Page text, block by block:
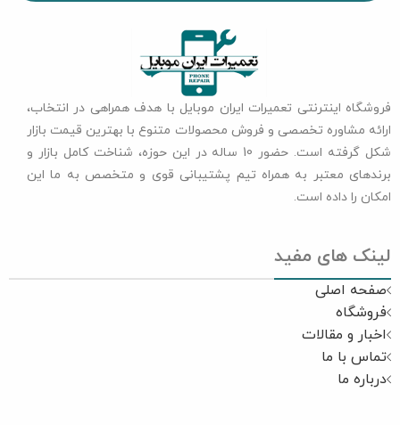
فروشگاه اینترنتی تعمیرات ایران موبایل با هدف همراهی در انتخاب،
ارائه مشاوره تخصصی و فروش محصولات متنوع با بهترین قیمت بازار
شکل گرفته است. حضور 10 ساله در این حوزه، شناخت کامل بازار و
برندهای معتبر به همراه تیم پشتیبانی قوی و متخصص به ما این
امکان را داده است.
لینک های مفید
صفحه اصلی
فروشگاه
اخبار و مقالات
تماس با ما
درباره ما